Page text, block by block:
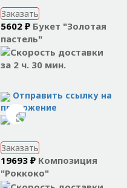
Заказать
5602 ₽ Букет "Золотая
пастель"
за 2 ч. 30 мин.
Отправить ссылку на
приложение
Заказать
19693 ₽ Композиция
"Роккоко"